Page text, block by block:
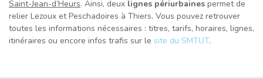
Saint-Jean-d’Heurs. Ainsi, deux lignes périurbaines permet de
relier Lezoux et Peschadoires à Thiers. Vous pouvez retrouver
toutes les informations nécessaires : titres, tarifs, horaires, lignes,
itinéraires ou encore infos trafis sur le site du SMTUT.